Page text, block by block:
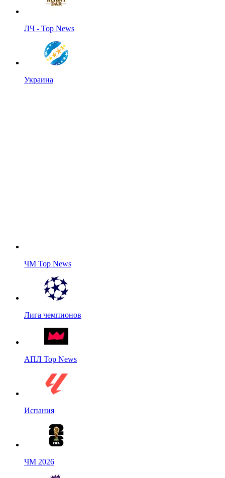
ЛЧ - Top News
Украина
ЧМ Top News
Лига чемпионов
АПЛ Top News
Испания
ЧМ 2026